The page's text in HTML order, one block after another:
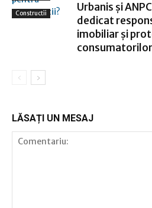
Constructii
Urbanis și
dedicat
imobiliar și
consumatorilor
LĂSAȚI UN MESAJ